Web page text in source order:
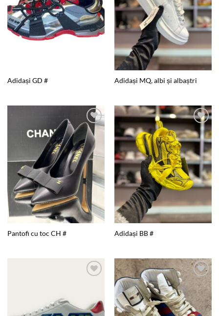
Adidași GD # Adidași MQ, albi și albaștri
Add to
wishlist
Pantofi cu toc CH #
Add to
wishlist
Adidași BB #
Add to
wishlist